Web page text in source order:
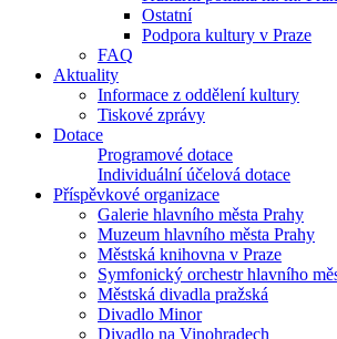
Ostatní
Podpora kultury v Praze
FAQ
Aktuality
Informace z oddělení kultury
Tiskové zprávy
Dotace
Programové dotace
Individuální účelová dotace
Příspěvkové organizace
Galerie hlavního města Prahy
Muzeum hlavního města Prahy
Městská knihovna v Praze
Symfonický orchestr hlavního
Městská divadla pražská
Divadlo Minor
Divadlo na Vinohradech